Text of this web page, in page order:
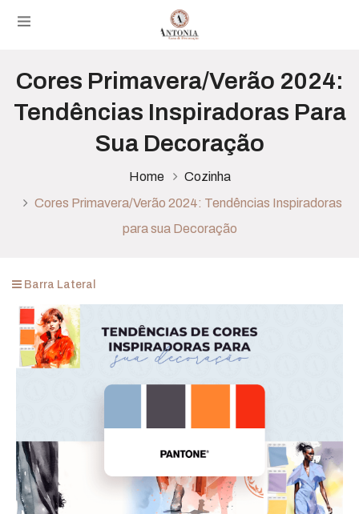
Cores Primavera/Verão 2024:
Tendências Inspiradoras Para
Sua Decoração
Home
Cozinha
Cores Primavera/Verão 2024: Tendências Inspiradoras
para sua Decoração
Barra Lateral